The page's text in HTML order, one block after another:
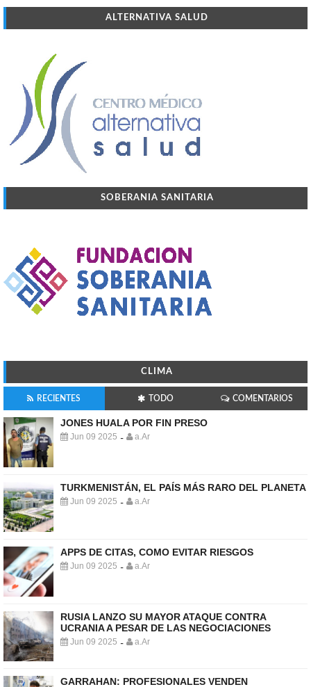
ALTERNATIVA SALUD
SOBERANIA SANITARIA
CLIMA
RECIENTES TODO COMENTARIOS
JONES HUALA POR FIN PRESO
Jun 09 2025 - a.Ar
TURKMENISTÁN, EL PAÍS MÁS RARO DEL PLANETA
Jun 09 2025 - a.Ar
APPS DE CITAS, COMO EVITAR RIESGOS
Jun 09 2025 - a.Ar
RUSIA LANZO SU MAYOR ATAQUE CONTRA
UCRANIA A PESAR DE LAS NEGOCIACIONES
Jun 09 2025 - a.Ar
GARRAHAN: PROFESIONALES VENDEN